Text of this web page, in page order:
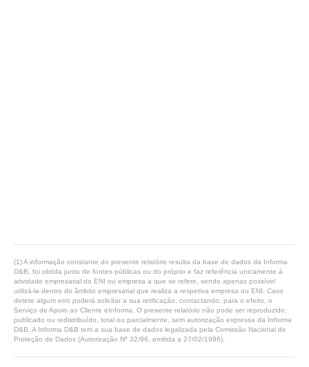
(1) A informação constante do presente relatório resulta da base de dados da Informa
D&B, foi obtida junto de fontes públicas ou do próprio e faz referência unicamente à
atividade empresarial do ENI ou empresa a que se refere, sendo apenas possível
utilizá-la dentro do âmbito empresarial que realiza a respetiva empresa ou ENI. Caso
detete algum erro poderá solicitar a sua retificação, contactando, para o efeito, o
Serviço de Apoio ao Cliente eInforma. O presente relatório não pode ser reproduzido,
publicado ou redistribuído, total ou parcialmente, sem autorização expressa da Informa
D&B. A Informa D&B tem a sua base de dados legalizada pela Comissão Nacional de
Proteção de Dados (Autorização Nº 32/96, emitida a 27/02/1996).